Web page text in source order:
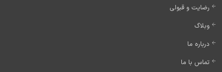
رضایت و قبولی
وبلاگ
درباره ما
تماس با ما